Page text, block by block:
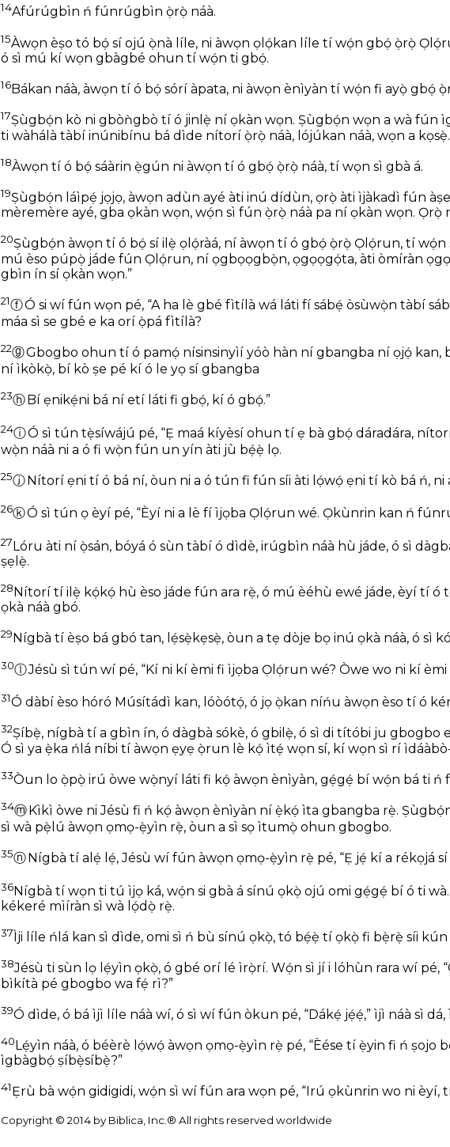
14Afúrúgbìn ń fúnrúgbìn ọ̀rọ̀ náà.
15Àwọn èṣo tó bọ́ sí ojú ọ̀nà líle, ni àwọn ọlọ́kan líle tí wọ́n gbọ́ ọ̀rọ̀
ó sì mú kí wọn gbàgbé ohun tí wọ́n ti gbọ́.
16Bákan náà, àwọn tí ó bọ́ sórí àpata, ni àwọn ènìyàn tí wọ́n fi ayọ̀ gbọ́
17Ṣùgbọ́n kò ni gbòǹgbò tí ó jinlẹ̀ ní ọkàn wọn. Ṣùgbọ́n wọn a wà fún
ti wàhálà tàbí inúnibínu bá dìde nítorí ọ̀rọ̀ náà, lójúkan náà, wọn a kọsẹ̀.
18Àwọn tí ó bọ́ sáàrin ẹ̀gún ni àwọn tí ó gbọ́ ọ̀rọ̀ náà, tí wọn sì gbà á.
19Ṣùgbọ́n láìpẹ́ jọjọ, àwọn adùn ayé àti inú dídùn, ọrọ̀ àti ìjàkadì fún
mèremère ayé, gba ọkàn wọn, wọ́n sì fún ọ̀rọ̀ náà pa ní ọkàn wọn. Ọ̀rọ̀
20Ṣùgbọ́n àwọn tí ó bọ́ sí ilẹ̀ ọlọ́ràá, ní àwọn tí ó gbọ́ ọ̀rọ̀ Ọlọ́run, tí wọ́n
mú èso púpọ̀ jáde fún Ọlọ́run, ní ọgbọọgbọ̀n, ọgọọgọ́ta, àti òmíràn
gbìn ín sí ọkàn wọn.”
21ⓕÓ si wí fún wọn pé, “A ha lè gbé fìtílà wá láti fí sábẹ́ òsùwọ̀n tàbí
máa sì se gbé e ka orí ọ̀pá fìtílà?
22ⓖGbogbo ohun tí ó pamọ́ nísinsinyìí yóò hàn ní gbangba ní ọjọ́ kan,
ní ìkòkọ̀, bí kò ṣe pé kí ó le yọ sí gbangba
23ⓗ Bí ẹnikẹ́ni bá ní etí láti fi gbọ́, kí ó gbọ́.”
24ⓘÓ sì tún tẹ̀síwájú pé, “Ẹ maá kíyèsí ohun tí ẹ bà gbọ́ dáradára,
wọ̀n náà ni a ó fi wọ̀n fún un yín àti jù bẹ́ẹ̀ lọ.
25ⓙ Nítorí ẹni tí ó bá ní, òun ni a ó tún fi fún síi àti lọ́wọ́ ẹni tí kò bá ń, ni
26ⓚÓ sì tún ọ èyí pé, “Èyí ni a lè fí ìjọba Ọlọ́run wé. Ọkùnrin kan ń
27Lóru àti ní ọ̀sán, bóyá ó sùn tàbí ó dìdè, irúgbìn náà hù jáde, ó sì
ṣẹlẹ̀.
28 Nítorí tí ilẹ̀ kọ́kọ́ hù èso jáde fún ara rẹ̀, ó mú èéhù ewé jáde, èyí tí ó
ọkà náà gbó.
29 Nígbà tí èṣo bá gbó tan, lẹ́sẹ̀kẹsẹ̀, òun a tẹ dòje bọ inú ọkà náà, ó sì
30ⓛJésù sì tún wí pé, “Kí ni kí èmi fi ìjọba Ọlọ́run wé? Òwe wo ni kí èmi
31Ó dàbí èso hóró Músítádì kan, lóòótọ́, ó jọ ọ̀kan níńu àwọn èso tí ó
32Ṣíbẹ̀, nígbà tí a gbìn ín, ó dàgbà sókè, ó gbilẹ̀, ó sì di títóbi ju gbogbo
Ó sì ya ẹ̀ka ńlá níbi tí àwọn ẹyẹ ọ̀run lè kọ́ ìtẹ́ wọn sí, kí wọn sì rí
33Òun lo ọ̀pọ̀ irú òwe wọ̀nyí láti fi kọ́ àwọn ènìyàn, gẹ́gẹ́ bí wọ́n bá ti ń
34ⓜ Kìkì òwe ni Jésù fi ń kọ́ àwọn ènìyàn ní ẹ̀kọ́ ìta gbangba rẹ̀.
sì wà pẹ̀lú àwọn ọmọ-ẹ̀yìn rẹ̀, òun a sì sọ ìtumọ̀ ohun gbogbo.
35ⓝ Nígbà tí alẹ́ lẹ́, Jésù wí fún àwọn ọmọ-ẹ̀yìn rẹ̀ pé, “Ẹ jẹ́ kí a rékọjá sí
36Nígbà tí wọn ti tú ìjọ ká, wọ́n si gbà á sínú ọkọ̀ ojú omi gẹ́gẹ́ bí ó ti
kékeré mìíràn sì wà lọ́dọ̀ rẹ̀.
37 Ìji líle ńlá kan sì dìde, omi sì ń bù sínú ọkọ̀, tó bẹ́ẹ̀ tí ọkọ̀ fi bẹ̀rẹ̀ síi
38Jésù ti sùn lọ lẹ́yìn ọkọ̀, ó gbé orí lé ìrọ̀rí. Wọ́n sì jí i lóhùn rara wí pé,
bìkítà pé gbogbo wa fẹ́ rì?”
39Ó dìde, ó bá ìjì líle náà wí, ó sì wí fún òkun pé, “Dákẹ́ jẹ́ẹ́,” ìjì náà sì
40 Lẹ́yìn náà, ó béèrè lọ́wọ́ àwọn ọmọ-ẹ̀yìn rẹ̀ pé, “Èése tí ẹ̀yin fi ń ṣojo
ìgbàgbọ́ ṣíbẹ̀síbẹ̀?”
41Ẹ̀rù bà wọ́n gidigidi, wọ́n sì wí fún ara wọn pé, “Irú ọkùnrin wo ni èyí,
Copyright © 2014 by Biblica, Inc.® All rights reserved worldwide